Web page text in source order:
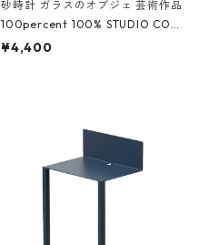
砂時計 ガラスのオブジェ 芸術作品
100percent 100% STUDIO COH
AKU Timeless 100パーセント ス
¥4,400